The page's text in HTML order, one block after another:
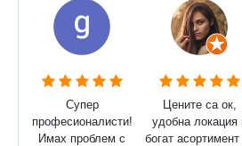
Супер
професионалисти!
Имах проблем с
Цените са ок,
удобна локация
богат асортимент